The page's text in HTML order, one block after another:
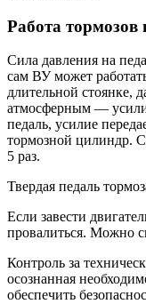
Работа
Сила давления на
сам ВУ может
длительной стоянке,
атмосферным —
педаль, усилие
тормозной цилиндр.
5 раз.
Твердая педаль
Если завести
провалиться. Можно
Контроль за
осознанная
обеспечить